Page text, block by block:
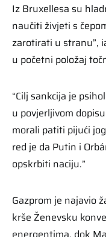
Iz Bruxellesa su
naučiti živjeti s
zarotirati u stranu”,
u početni položaj
“Cilj sankcija je
u povjerljivom
morali patiti pijući
red je da Putin i
opskrbiti naciju.”
Gazprom je najavio
krše Ženevsku